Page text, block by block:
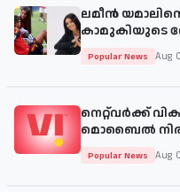
ലമീൻ
കാമുകിയുടെ
Popular News Aug
നെറ്റ്‌വർക്ക്
മൊബൈൽ
Popular News Aug